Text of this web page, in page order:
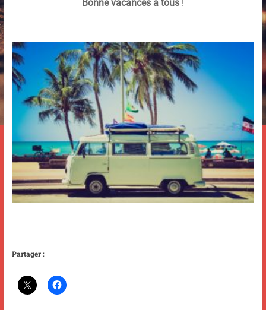
Bonne vacances à tous!
Partager :